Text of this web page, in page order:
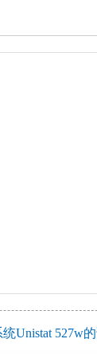
Unistat 527w